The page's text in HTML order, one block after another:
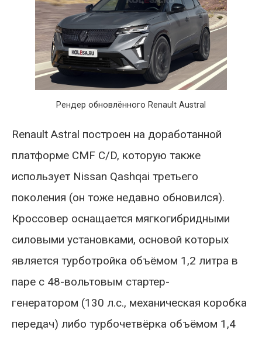
Рендер обновлённого Renault Austral
Renault Astral построен на доработанной
платформе CMF C/D, которую также
использует Nissan Qashqai третьего
поколения (он тоже недавно обновился).
Кроссовер оснащается мягкогибридными
силовыми установками, основой которых
является турботройка объёмом 1,2 литра в
паре с 48-вольтовым стартер-
генератором (130 л.с., механическая коробка
передач) либо турбочетвёрка объёмом 1,4